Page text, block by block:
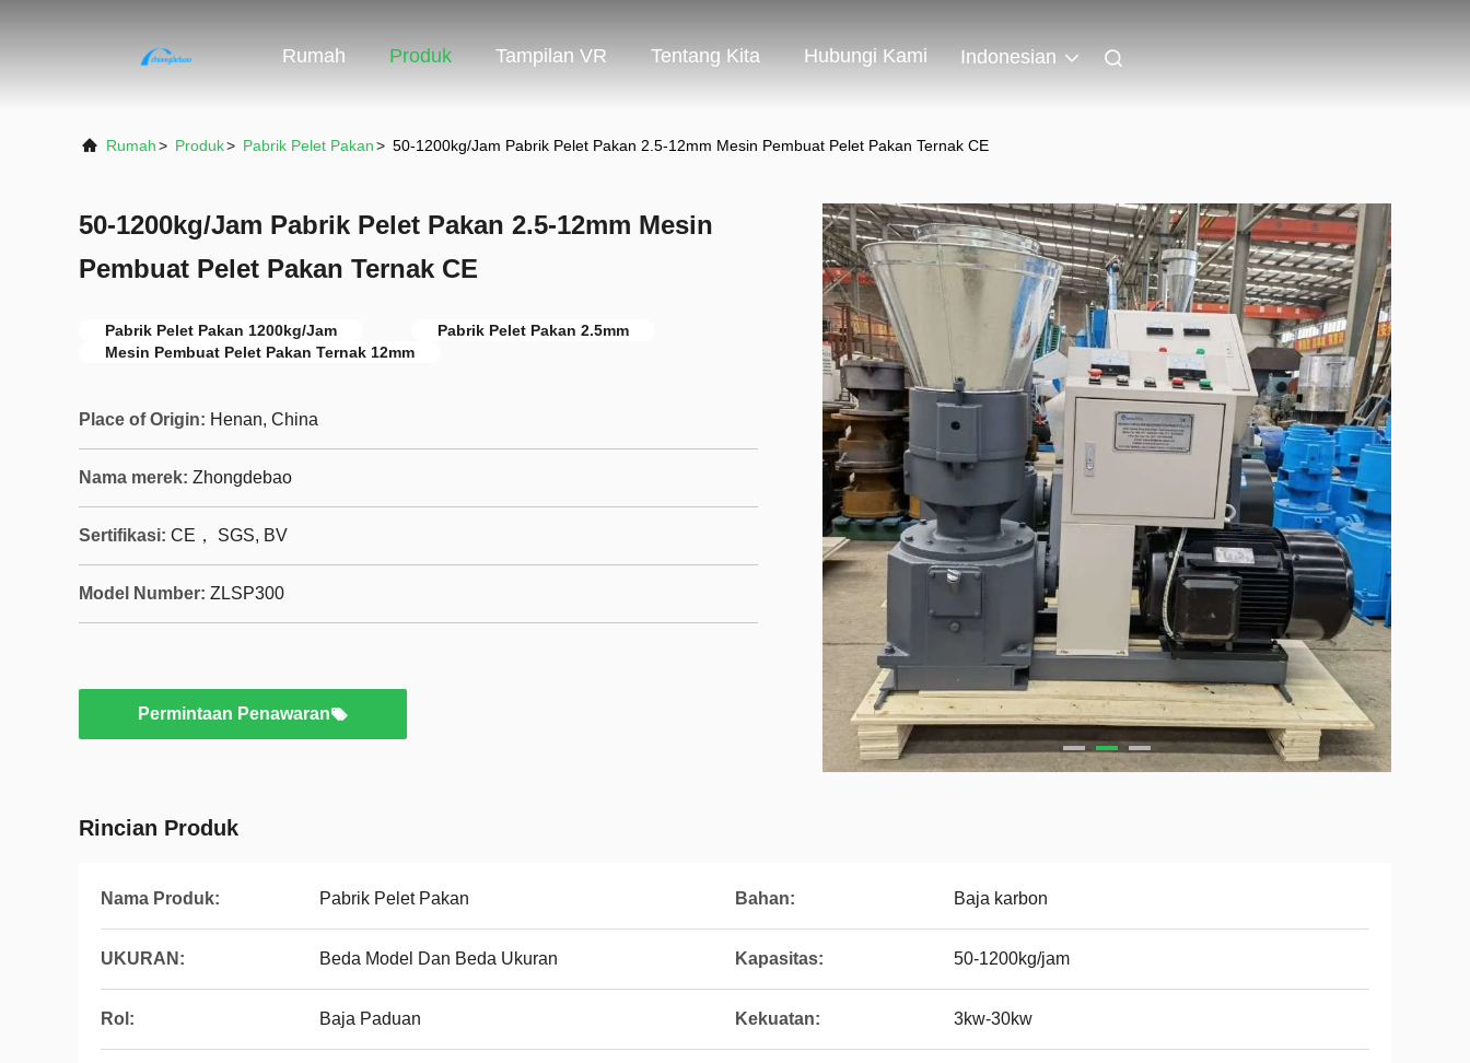
Rumah Produk Tampilan VR Tentang Kita Hubungi Kami Indonesian
Rumah> Produk> Pabrik Pelet Pakan> 50-1200kg/Jam Pabrik Pelet Pakan 2.5-12mm Mesin Pembuat Pelet Pakan Ternak CE
50-1200kg/Jam Pabrik Pelet Pakan 2.5-12mm Mesin
Pembuat Pelet Pakan Ternak CE
Pabrik Pelet Pakan 1200kg/Jam
Pabrik Pelet Pakan 2.5mm
Mesin Pembuat Pelet Pakan Ternak 12mm
Place of Origin: Henan, China
Nama merek: Zhongdebao
Sertifikasi: CE， SGS, BV
Model Number: ZLSP300
Permintaan Penawaran
Rincian Produk
Nama Produk: Pabrik Pelet Pakan Bahan: Baja karbon
UKURAN: Beda Model Dan Beda Ukuran Kapasitas: 50-1200kg/jam
Rol: Baja Paduan Kekuatan: 3kw-30kw